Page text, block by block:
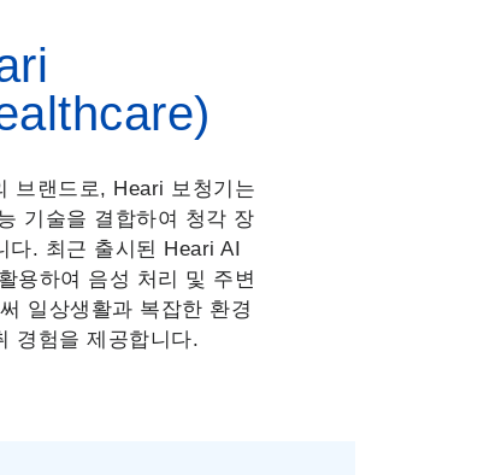
보세요
브랜드로, Heari 보청기는
기술을 결합하여 청각 장
다. 최근 출시된 Heari AI
용하여 음성 처리 및 주변
일상생활과 복잡한 환경
경험을 제공합니다.